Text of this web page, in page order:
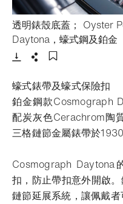
透明錶殼底蓋； Oyster
Daytona，蠔式鋼及鉑金
蠔式錶帶及蠔式保險扣
鉑金鋼款Cosmograph
配炭灰色Cerachrom陶
三格鏈節金屬錶帶於
Cosmograph
扣，防止帶扣意外開啟
鏈節延展系統，讓佩戴者